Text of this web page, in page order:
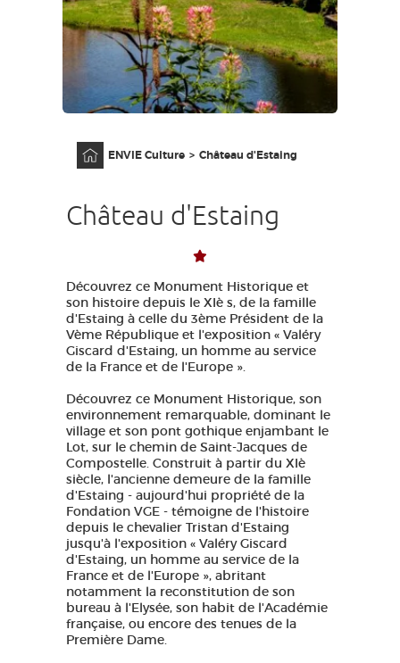
MA SÉLECTION
FR
ENVIE Culture Château d'Estaing
Château d'Estaing
Découvrez ce Monument Historique et
son histoire depuis le XIè s, de la famille
d'Estaing à celle du 3ème Président de la
Vème République et l'exposition « Valéry
Giscard d'Estaing, un homme au service
de la France et de l'Europe ».
Découvrez ce Monument Historique, son
environnement remarquable, dominant le
village et son pont gothique enjambant le
Lot, sur le chemin de Saint-Jacques de
Compostelle. Construit à partir du XIè
siècle, l'ancienne demeure de la famille
d'Estaing - aujourd'hui propriété de la
Fondation VGE - témoigne de l'histoire
depuis le chevalier Tristan d'Estaing
jusqu'à l'exposition « Valéry Giscard
d'Estaing, un homme au service de la
France et de l'Europe », abritant
notamment la reconstitution de son
bureau à l'Elysée, son habit de l'Académie
française, ou encore des tenues de la
Première Dame.